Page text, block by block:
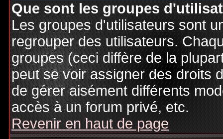
Que sont les groupes
Les groupes d'utilisateurs sont
regrouper des utilisateurs.
groupes (ceci diffère de la
peut se voir assigner des droits
de gérer aisément différents
accès à un forum privé, etc.
Revenir en haut de page